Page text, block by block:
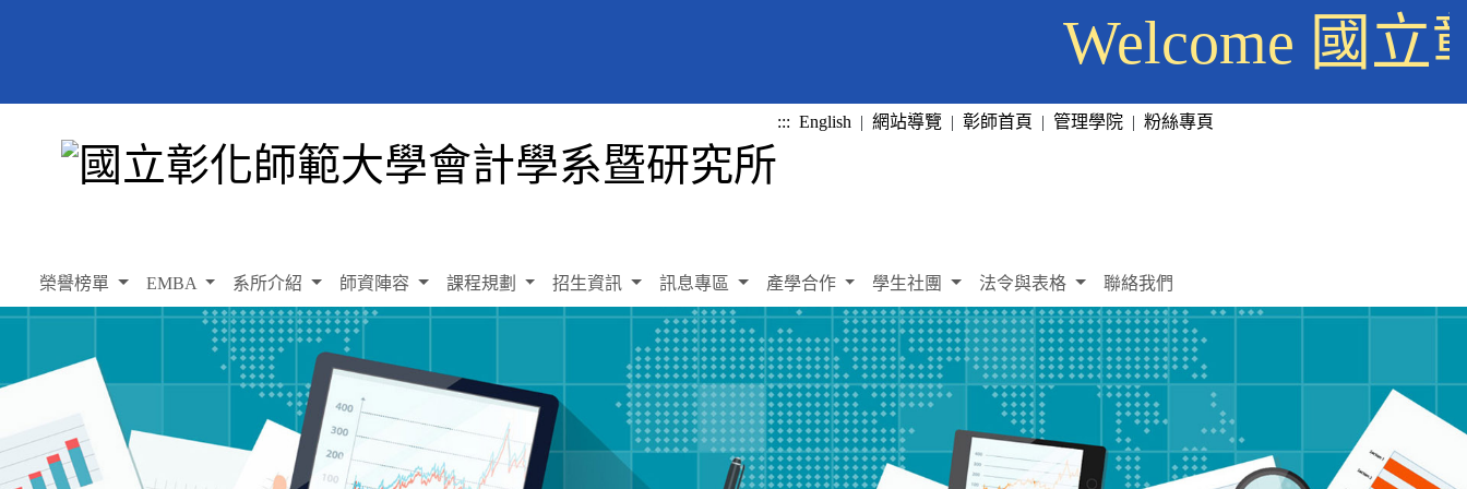
Welcome 國立
::: English | 網站導覽 | 彰師首頁 | 管理學院 | 粉絲專頁
榮譽榜單 EMBA 系所介紹 師資陣容 課程規劃 招生資訊 訊息專區 產學合作 學生社團 法令與表格 聯絡我們